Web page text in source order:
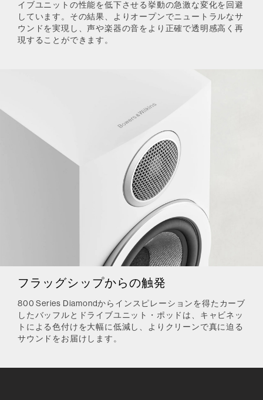
イブユニットの性能を低下させる挙動の急激な変化を回避
しています。その結果、よりオープンでニュートラルなサ
ウンドを実現し、声や楽器の音をより正確で透明感高く再
現することができます。
フラッグシップからの触発
800 Series Diamondからインスピレーションを得たカーブ
したバッフルとドライブユニット・ポッドは、キャビネッ
トによる色付けを大幅に低減し、よりクリーンで真に迫る
サウンドをお届けします。